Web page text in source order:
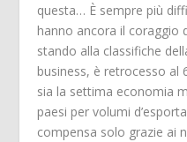
questa… È sempre più
hanno ancora il coraggio
stando alla classifiche
business, è retrocesso al
sia la settima economia
paesi per volumi
compensa solo grazie ai